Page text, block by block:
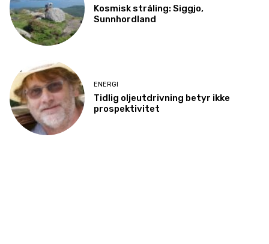
Kosmisk stråling: Siggjo,
Sunnhordland
ENERGI
Tidlig oljeutdrivning betyr ikke
prospektivitet